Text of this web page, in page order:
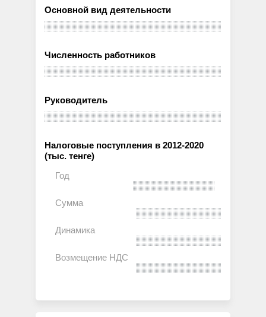
Основной вид деятельности
Численность работников
Руководитель
Налоговые поступления в 2012-2020
(тыс. тенге)